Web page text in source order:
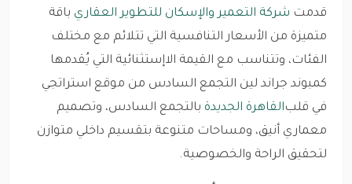
قدمت شركة التعمير والإسكان للتطوير العقاري باقة
متميزة من الأسعار التنافسية التي تتلائم مع مختلف
الفئات، وتتناسب مع القيمة الاإستثنائية التي يُقدمها
كمبوند جراند لين التجمع السادس من موقع استراتجي
في قلبالقاهرة الجديدة بالتجمع السادس، وتصميم
معماري أنيق، ومساحات متنوعة بتقسيم داخلي متوازن
لتحقيق الراحة والخصوصية.